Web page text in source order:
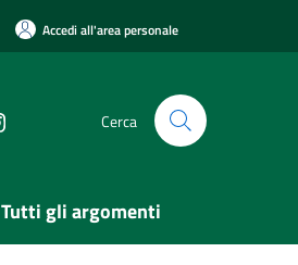
Accedi all'area personale
Cerca
Tutti gli argomenti